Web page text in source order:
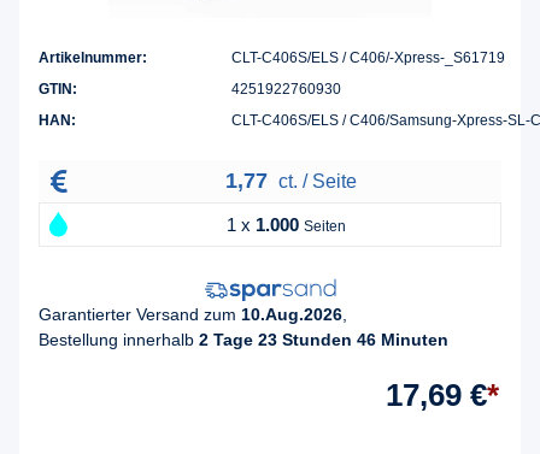
Artikelnummer:
CLT-C406S/ELS / C406/-Xpress-_S61719
GTIN:
4251922760930
HAN:
CLT-C406S/ELS / C406/Samsung-Xpress-SL-
1,77 ct. / Seite
1 x 1.000 Seiten
Garantierter Versand zum 10.Aug.2026
Bestellung innerhalb 2 Tage 23 Stunden 46 Minuten
17,69 €*